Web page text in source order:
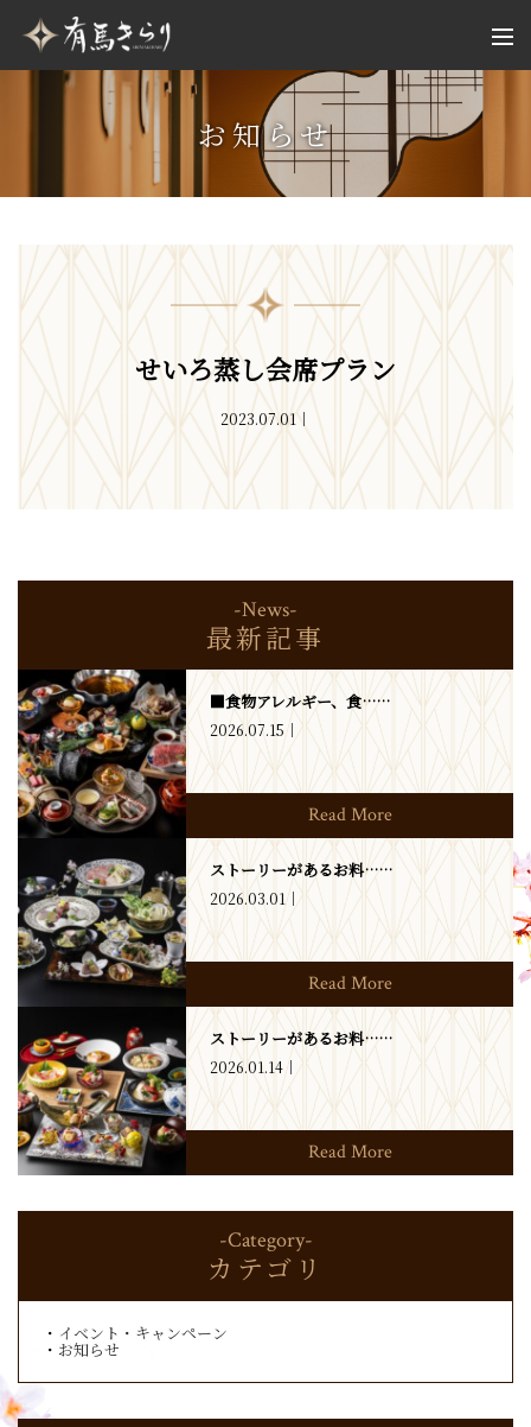
お知らせ
せいろ蒸し会席プラン
2023.07.01
-News-
最新記事
■食物アレルギー、食……
2026.07.15
Read More
ストーリーがあるお料……
2026.03.01
Read More
ストーリーがあるお料……
2026.01.14
Read More
-Category-
カテゴリ
イベント・キャンペーン
お知らせ